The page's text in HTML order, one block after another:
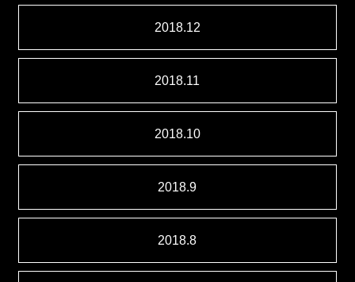
2018.12
2018.11
2018.10
2018.9
2018.8